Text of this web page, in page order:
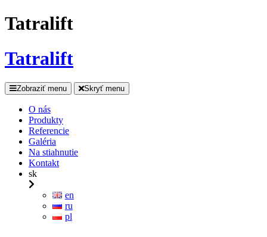
Tatralift
Tatralift
Zobraziť menu Skryť menu
O nás
Produkty
Referencie
Galéria
Na stiahnutie
Kontakt
sk
en
ru
pl